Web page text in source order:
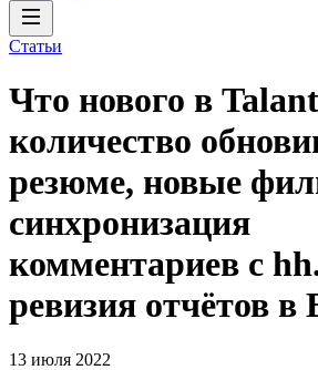
Статьи
Что нового в
количество
резюме, новые
синхронизация
комментариев с
ревизия отчётов в
13 июля 2022